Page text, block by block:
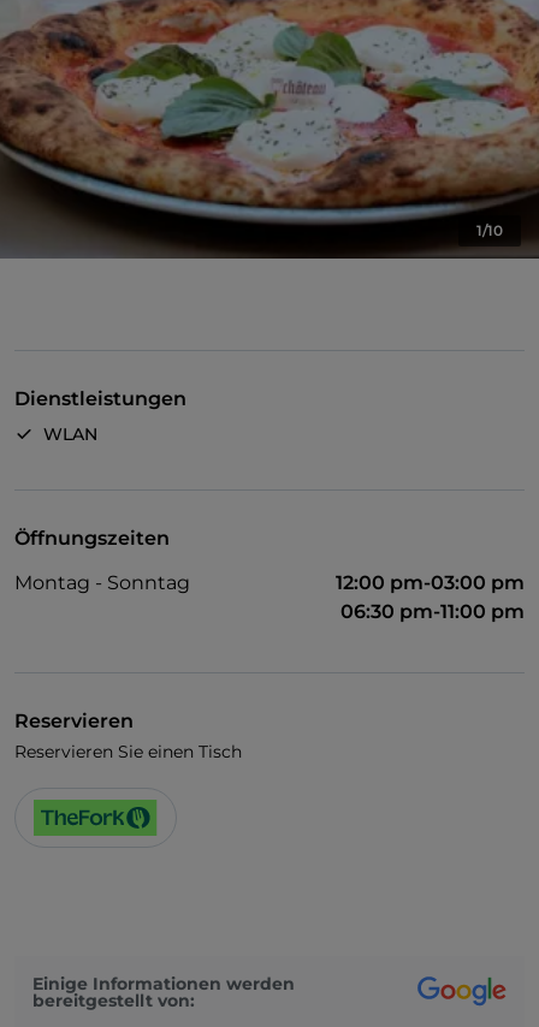
1/10
Dienstleistungen
WLAN
Öffnungszeiten
Montag - Sonntag
12:00 pm-03:00 pm
06:30 pm-11:00 pm
Reservieren
Reservieren Sie einen Tisch
Einige Informationen werden
bereitgestellt von: